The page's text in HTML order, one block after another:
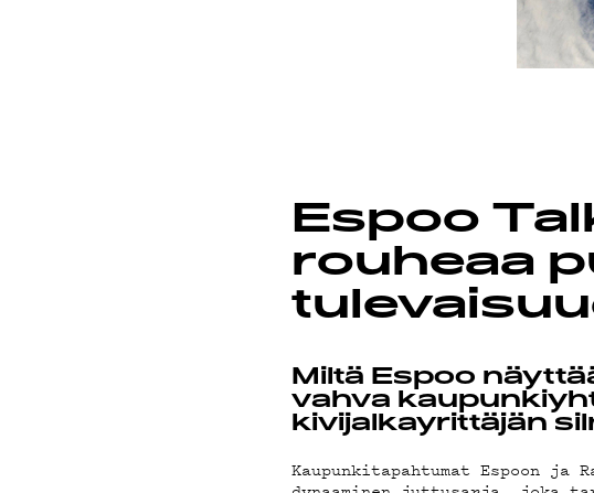
ON-
PODCAST
Espoo
rouheaa
Miltä Espoo
vahva
kivijalkayrittäjän
Kaupunkitapahtumat Espoon